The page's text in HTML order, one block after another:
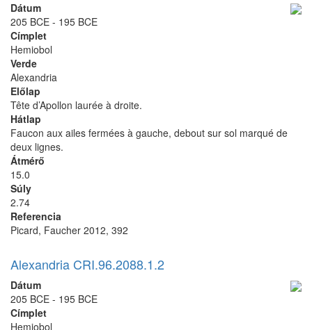
Dátum
205 BCE - 195 BCE
Címplet
Hemiobol
Verde
Alexandria
Előlap
Tête d’Apollon laurée à droite.
Hátlap
Faucon aux ailes fermées à gauche, debout sur sol marqué de
deux lignes.
Átmérő
15.0
Súly
2.74
Referencia
Picard, Faucher 2012, 392
Alexandria CRI.96.2088.1.2
Dátum
205 BCE - 195 BCE
Címplet
Hemiobol